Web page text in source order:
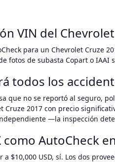
VIN del
para un Chevrolet Cruze
fotos de subasta Copart o
todos los
que no se reportó al seguro,
Cruze 2017 con precio
—la inspección
como AutoCheck
$10,000 USD, sí. Los dos